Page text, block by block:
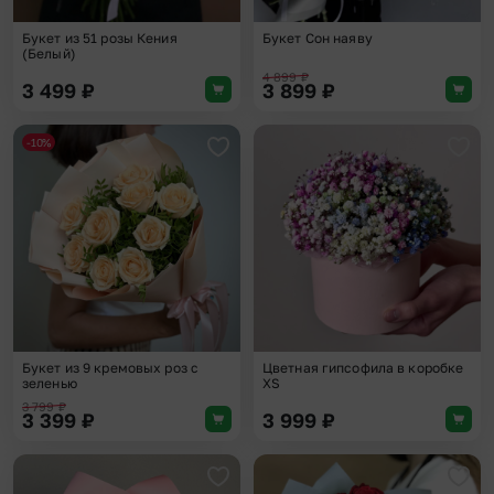
Букет из 51 розы Кения
(Белый)
3 499 ₽
Букет Сон наяву
4 899₽
3 899 ₽
Добавить в избранное
-10%
Букет из 9 кремовых роз с
зеленью
3 799₽
3 399 ₽
Цветная гипсофила в коробке
XS
3 999 ₽